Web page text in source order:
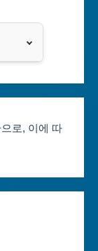
로, 이에 따